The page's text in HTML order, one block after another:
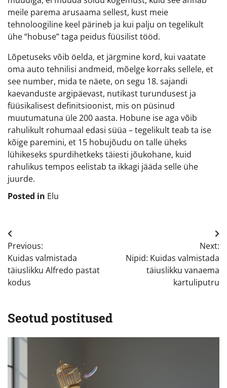
meile parema arusaama sellest, kust meie
tehnoloogiline keel pärineb ja kui palju on tegelikult
ühe “hobuse” taga peidus füüsilist tööd.
Lõpetuseks võib öelda, et järgmine kord, kui vaatate
oma auto tehnilisi andmeid, mõelge korraks sellele, et
see number, mida te näete, on segu 18. sajandi
kaevanduste argipäevast, nutikast turundusest ja
füüsikalisest definitsioonist, mis on püsinud
muutumatuna üle 200 aasta. Hobune ise aga võib
rahulikult rohumaal edasi süüa – tegelikult teab ta ise
kõige paremini, et 15 hobujõudu on talle üheks
lühikeseks spurdihetkeks täiesti jõukohane, kuid
rahulikus tempos eelistab ta ikkagi jääda selle ühe
juurde.
Posted in Elu
Navigeerimine
Previous:
Kuidas valmistada
täiuslikku Alfredo pastat
kodus
Next:
Nipid: Kuidas valmistada
täiuslikku vanaema
kartuliputru
Seotud postitused